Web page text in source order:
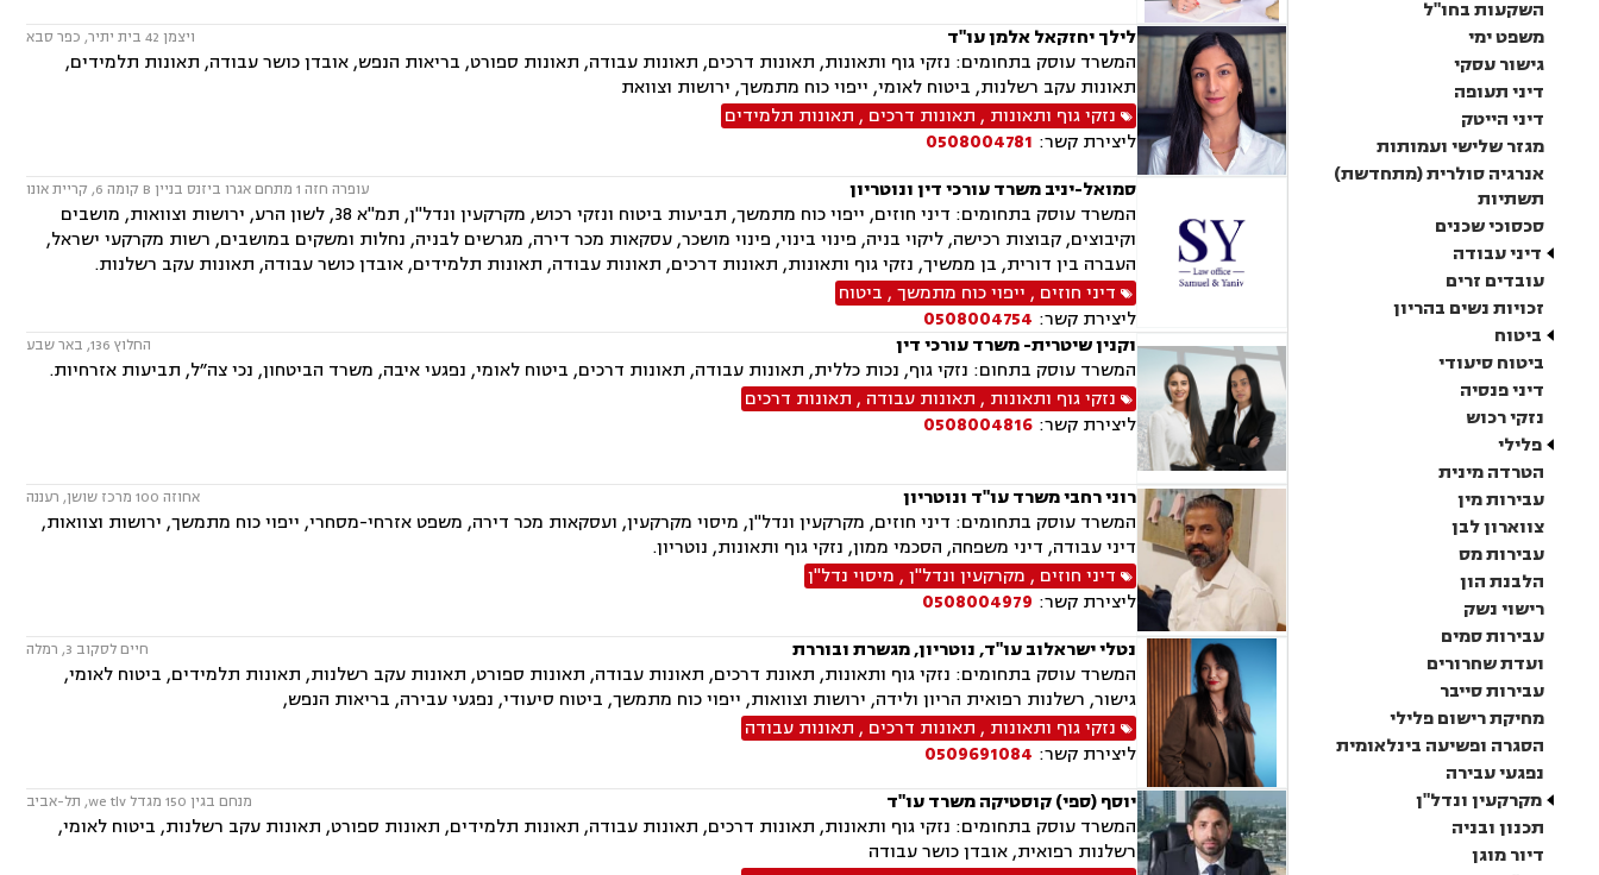
השקעות בחו"ל
משפט ימי
גישור עסקי
דיני תעופה
דיני הייטק
מגזר שלישי ועמותות
אנרגיה סולרית (מתחדשת)
תשתיות
סכסוכי שכנים
דיני עבודה
עובדים זרים
זכויות נשים בהריון
ביטוח
ביטוח סיעודי
דיני פנסיה
נזקי רכוש
פלילי
הטרדה מינית
עבירות מין
צווארון לבן
עבירות מס
הלבנת הון
רישוי נשק
עבירות סמים
ועדת שחרורים
עבירות סייבר
מחיקת רישום פלילי
הסגרה ופשיעה בינלאומית
נפגעי עבירה
מקרקעין ונדל"ן
תכנון ובניה
דיור מוגן
לילך יחזקאל אלמן עו"ד
ויצמן 42 בית יתיר, כפר סבא
המשרד עוסק בתחומים: נזקי גוף ותאונות, תאונות דרכים, תאונות עבודה, תאונות ספורט, בריאות הנפש, אובדן כושר עבודה, תאונות תלמידים,
תאונות עקב רשלנות, ביטוח לאומי, ייפוי כוח מתמשך, ירושות וצוואת
נזקי גוף ותאונות , תאונות דרכים , תאונות תלמידים
ליצירת קשר: 0508004781
סמואל-יניב משרד עורכי דין ונוטריון
עופרה חזה 1 מתחם אגרו ביזנס בניין B קומה 6, קריית אונו
המשרד עוסק בתחומים: דיני חוזים, ייפוי כוח מתמשך, תביעות ביטוח ונזקי רכוש, מקרקעין ונדל"ן, תמ"א 38, לשון הרע, ירושות וצוואות, מושבים
וקיבוצים, קבוצות רכישה, ליקוי בניה, פינוי בינוי, פינוי מושכר, עסקאות מכר דירה, מגרשים לבניה, נחלות ומשקים במושבים, רשות מקרקעי ישראל,
העברה בין דורית, בן ממשיך, נזקי גוף ותאונות, תאונות דרכים, תאונות עבודה, תאונות תלמידים, אובדן כושר עבודה, תאונות עקב רשלנות.
דיני חוזים , ייפוי כוח מתמשך, ביטוח
ליצירת קשר: 0508004754
וקנין שיטרית- משרד עורכי דין
החלוץ 136, באר שבע
המשרד עוסק בתחום: נזקי גוף, נכות כללית, תאונות עבודה, תאונות דרכים, ביטוח לאומי, נפגעי איבה, משרד הביטחון, נכי צה״ל, תביעות אזרחיות.
נזקי גוף ותאונות , תאונות עבודה , תאונות דרכים
ליצירת קשר: 0508004816
רוני רחבי משרד עו"ד ונוטריון אחוזה 100 מרכז שושן, רעננה
המשרד עוסק בתחומים: דיני חוזים, מקרקעין ונדל"ן, מיסוי מקרקעין, ועסקאות מכר דירה, משפט אזרחי-מסחרי, ייפוי כוח מתמשך, ירושות וצוואות,
דיני עבודה, דיני משפחה, הסכמי ממון, נזקי גוף ותאונות, נוטריון.
דיני חוזים , מקרקעין ונדל"ן, מיסוי נדל"ן
ליצירת קשר: 0508004979
נטלי ישראלוב עו"ד, נוטריון, מגשרת ובוררת
חיים לסקוב 3, רמלה
המשרד עוסק בתחומים: נזקי גוף ותאונות, תאונת דרכים, תאונות עבודה, תאונות ספורט, תאונות עקב רשלנות, תאונות תלמידים, ביטוח לאומי,
גישור, רשלנות רפואית הריון ולידה, ירושות וצוואות, ייפוי כוח מתמשך, ביטוח סיעודי, נפגעי עבירה, בריאות הנפש,
נזקי גוף ותאונות , תאונות דרכים , תאונות עבודה
ליצירת קשר: 0509691084
יוסף (ספי) קוסטיקה משרד עו"ד
מנחם בגין 150 מגדל we tlv, תל-אביב
המשרד עוסק בתחומים: נזקי גוף ותאונות, תאונות דרכים, תאונות עבודה, תאונות תלמידים, תאונות ספורט, תאונות עקב רשלנות, ביטוח לאומי,
רשלנות רפואית, אובדן כושר עבודה